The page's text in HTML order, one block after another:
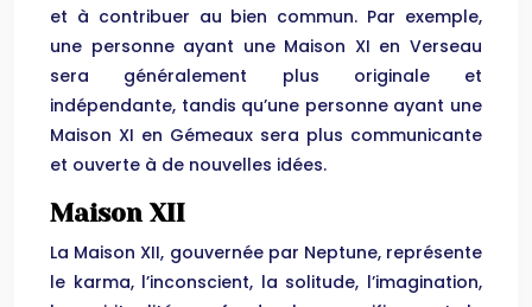
et à contribuer au bien commun. Par exemple,
une personne ayant une Maison XI en Verseau
sera généralement plus originale et
indépendante, tandis qu’une personne ayant une
Maison XI en Gémeaux sera plus communicante
et ouverte à de nouvelles idées.
Maison XII
La Maison XII, gouvernée par Neptune, représente
le karma, l’inconscient, la solitude, l’imagination,